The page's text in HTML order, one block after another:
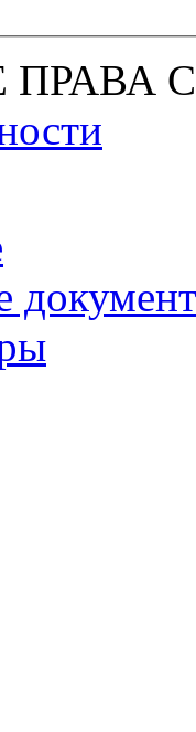
ПРАВА